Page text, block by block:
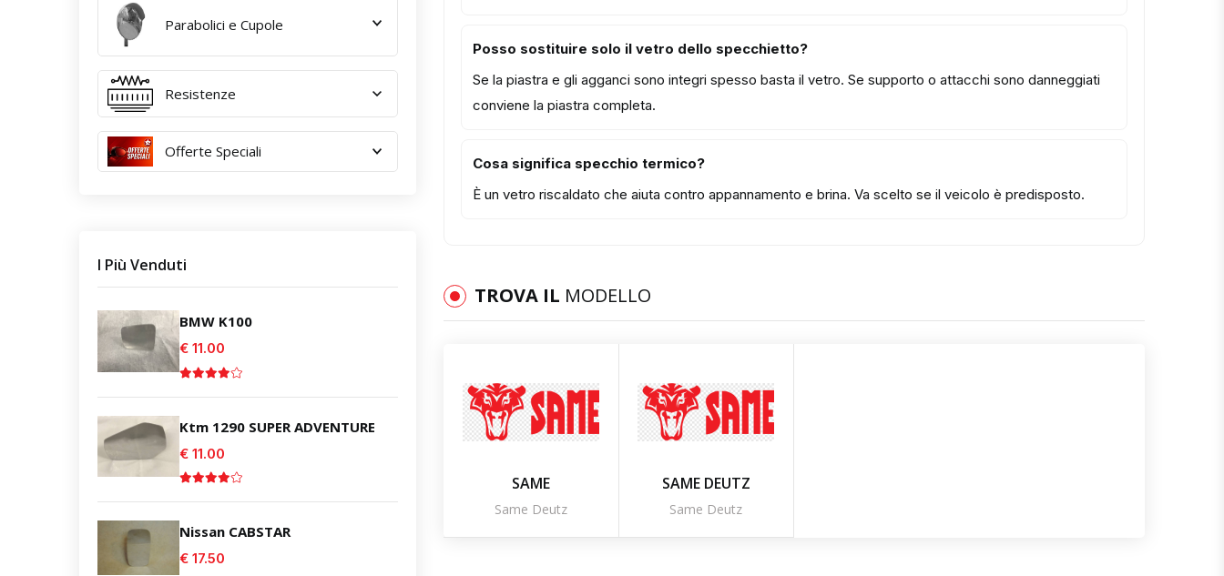
Parabolici e Cupole
Resistenze
Offerte Speciali
I Più Venduti
BMW K100
€ 11.00
Ktm 1290 SUPER ADVENTURE
€ 11.00
Nissan CABSTAR
€ 17.50
Posso sostituire solo il vetro dello specchietto?
Se la piastra e gli agganci sono integri spesso basta il vetro. Se supporto o attacchi sono danneggiati
conviene la piastra completa.
Cosa significa specchio termico?
È un vetro riscaldato che aiuta contro appannamento e brina. Va scelto se il veicolo è predisposto.
TROVA IL MODELLO
SAME
Same Deutz
SAME DEUTZ
Same Deutz